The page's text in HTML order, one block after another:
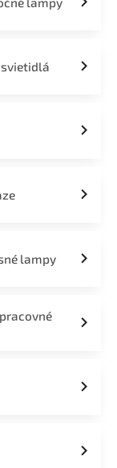
svietidlá
lampy